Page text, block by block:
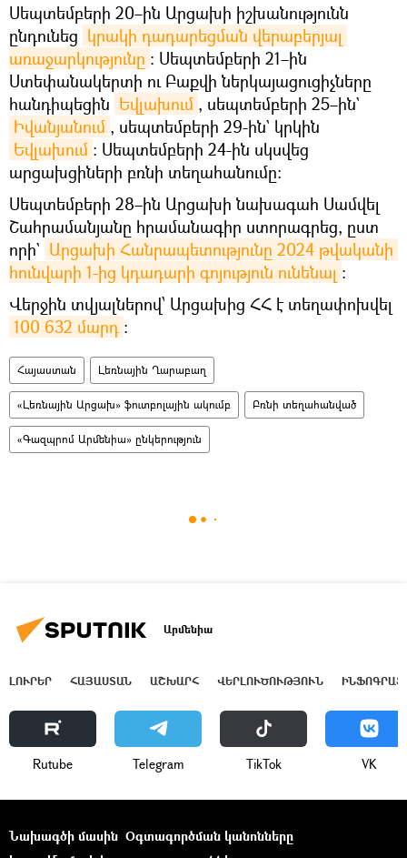
Սեպտեմբերի 20–ին Արցախի իշխանությունն
ընդունեց կրակի դադարեցման վերաբերյալ
առաջարկությունը : Սեպտեմբերի 21–ին
Ստեփանակերտի ու Բաքվի ներկայացուցիչները
հանդիպեցին Եվլախում , սեպտեմբերի 25–ին`
Իվանյանում , սեպտեմբերի 29-ին` կրկին
Եվլախում ։ Սեպտեմբերի 24-ին սկսվեց
արցախցիների բռնի տեղահանումը։
Սեպտեմբերի 28–ին Արցախի նախագահ Սամվել
Շահրամանյանը հրամանագիր ստորագրեց, ըստ
որի` Արցախի Հանրապետությունը 2024 թվականի
հունվարի 1-ից կդադարի գոյություն ունենալ ։
Վերջին տվյալներով՝ Արցախից ՀՀ է տեղափոխվել
100 632 մարդ ։
Հայաստան Լեռնային Ղարաբաղ
«Լեռնային Արցախ» ֆուտբոլային ակումբ Բռնի տեղահանված
«Գազպրոմ Արմենիա» ընկերություն
Արմենիա
ԼՈՒՐԵՐ ՀԱՅԱՍՏԱՆ ԱՇԽԱՐՀ ՎԵՐԼՈՒԾՈՒԹՅՈՒՆ
Rutube Telegram ТikТоk VK
Նախագծի մասին Օգտագործման կանոնները